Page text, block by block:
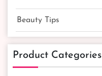
Beauty Tips
Product Categories